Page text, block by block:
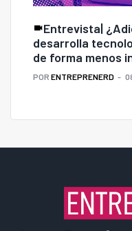
Entrevista|
desarrolla
de forma menos
POR ENTREPRENERD